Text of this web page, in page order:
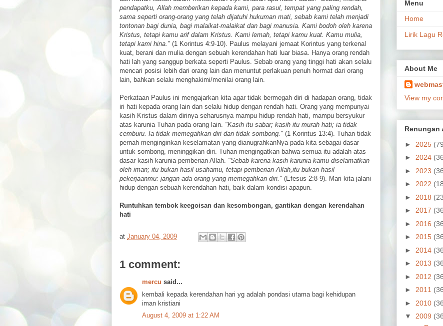
pendapatku, Allah memberikan kepada kami, para rasul, tempat yang paling rendah,
sama seperti orang-orang yang telah dijatuhi hukuman mati, sebab kami telah menjadi
tontonan bagi dunia, bagi malaikat-malaikat dan bagi manusia. Kami bodoh oleh karena
Kristus, tetapi kamu arif dalam Kristus. Kami lemah, tetapi kamu kuat. Kamu mulia,
tetapi kami hina." (1 Korintus 4:9-10). Paulus melayani jemaat Korintus yang terkenal
kuat, berani dan mulia dengan sebuah kerendahan hati luar biasa. Hanya orang rendah
hati lah yang sanggup berkata seperti Paulus. Sebab orang yang tinggi hati akan selalu
mencari posisi lebih dari orang lain dan menuntut perlakuan penuh hormat dari orang
lain, bahkan selalu menghakimi/menilai orang lain.
Perkataan Paulus ini mengajarkan kita agar tidak bermegah diri di hadapan orang, tidak
iri hati kepada orang lain dan selalu hidup dengan rendah hati. Orang yang mempunyai
kasih Kristus dalam dirinya seharusnya mampu hidup rendah hati, mampu bersyukur
atas karunia Tuhan pada orang lain. "Kasih itu sabar; kasih itu murah hati; ia tidak
cemburu. Ia tidak memegahkan diri dan tidak sombong." (1 Korintus 13:4). Tuhan tidak
pernah menginginkan keselamatan yang dianugrahkanNya pada kita sebagai dasar
untuk sombong, meninggikan diri. Tuhan mengingatkan bahwa semua itu adalah atas
dasar kasih karunia pemberian Allah. "Sebab karena kasih karunia kamu diselamatkan
oleh iman; itu bukan hasil usahamu, tetapi pemberian Allah,itu bukan hasil
pekerjaanmu: jangan ada orang yang memegahkan diri." (Efesus 2:8-9). Mari kita jalani
hidup dengan sebuah kerendahan hati, baik dalam kondisi apapun.
Runtuhkan tembok keegoisan dan kesombongan, gantikan dengan kerendahan
hati
at January 04, 2009
1 comment:
mercu said...
kembali kepada kerendahan hari yg adalah pondasi utama bagi kehidupan
iman kristiani
August 4, 2009 at 1:22 AM
Menu
Home
Lirik Lagu
About Me
View my
Renungan
► 2025
► 2024
► 2023
► 2022
► 2018
► 2017
► 2016
► 2015
► 2014
► 2013
► 2012
► 2011
► 2010
▼ 2009